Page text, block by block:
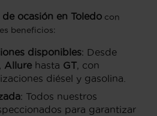
ocasión en Toledo con
beneficios:
disponibles: Desde
Allure hasta GT , con
diésel y gasolina.
: Todos nuestros
para garantizar